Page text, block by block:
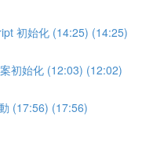
初始化 (14:25) (14:25)
初始化 (12:03) (12:02)
(17:56) (17:56)